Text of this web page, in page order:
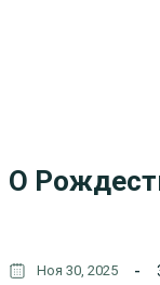
О
Ноя 30, 2025